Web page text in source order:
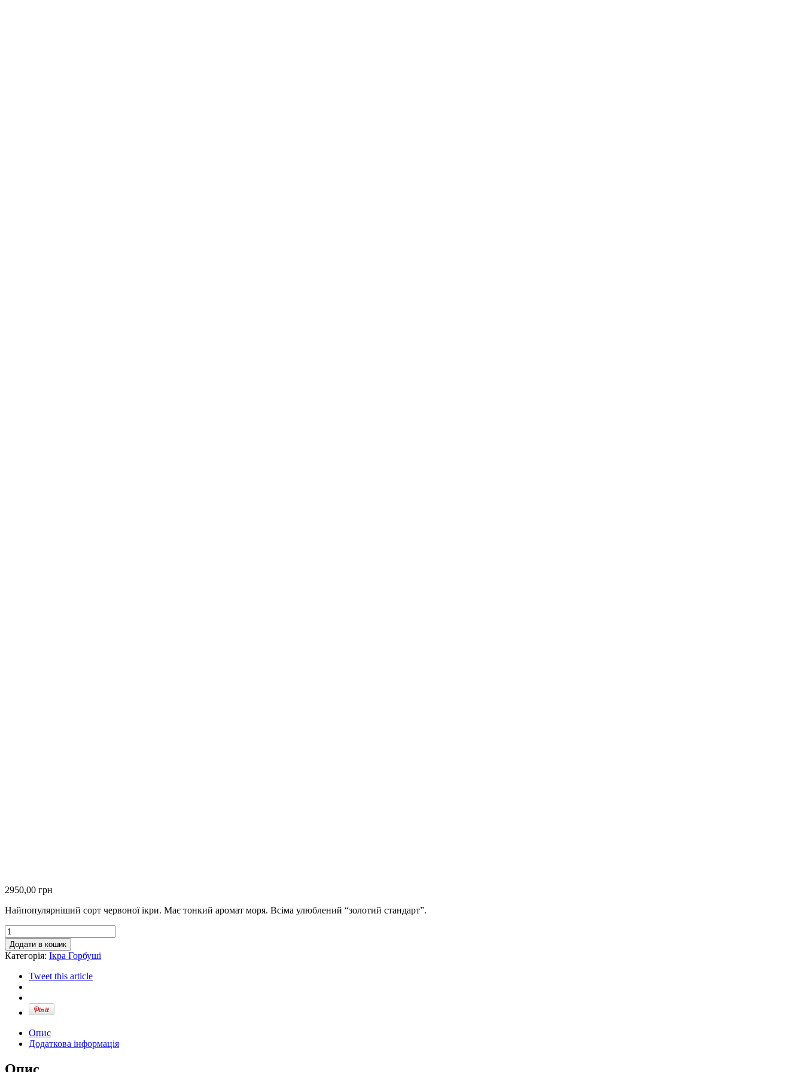
2950,00 грн
Найпопулярніший сорт червоної ікри. Має тонкий аромат моря. Всіма улюблений “золотий стандарт”.
Ікра
Лемберг
Горбуша
500г
кількість
Додати в кошик
Категорія: Ікра Горбуші
Tweet this article
Опис
Додаткова інформація